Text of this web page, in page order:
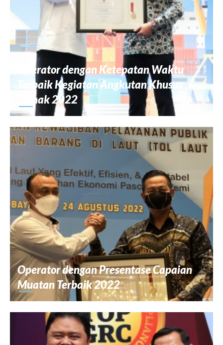
Operator dengan Ketepatan Waktu
Terbaik Kegiatan Angkutan Khusus
Ternak 2022
Operator dengan Presentase Capaian
Muatan Terbaik 2022